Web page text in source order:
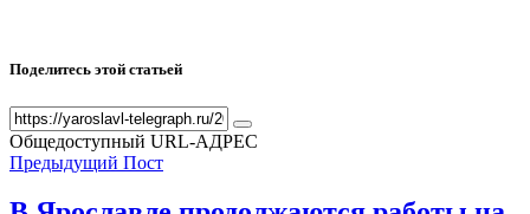
Поделитесь этой статьей
Общедоступный URL-АДРЕС
Предыдущий Пост